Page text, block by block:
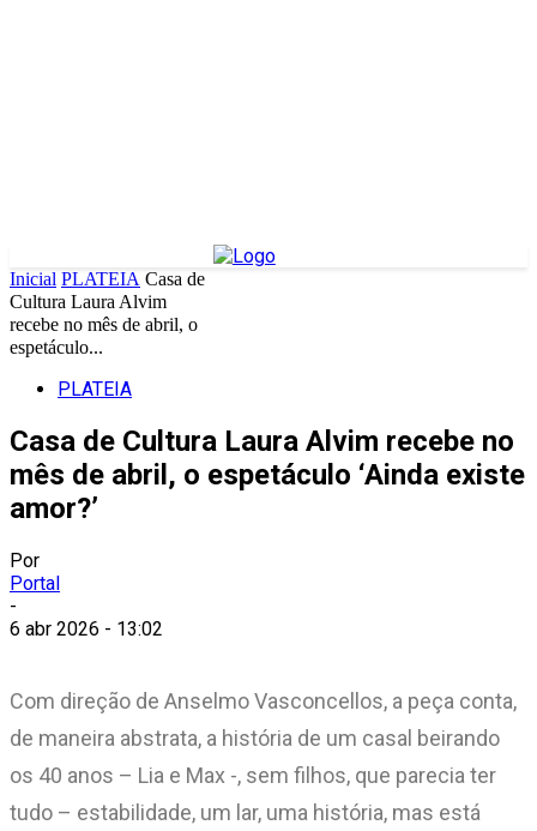
Inicial PLATEIA Casa de
Cultura Laura Alvim
recebe no mês de abril, o
espetáculo...
PLATEIA
Casa de Cultura Laura Alvim recebe no
mês de abril, o espetáculo ‘Ainda existe
amor?’
Por
Portal
-
6 abr 2026 - 13:02
Com direção de Anselmo Vasconcellos, a peça conta,
de maneira abstrata, a história de um casal beirando
os 40 anos – Lia e Max -, sem filhos, que parecia ter
tudo – estabilidade, um lar, uma história, mas está